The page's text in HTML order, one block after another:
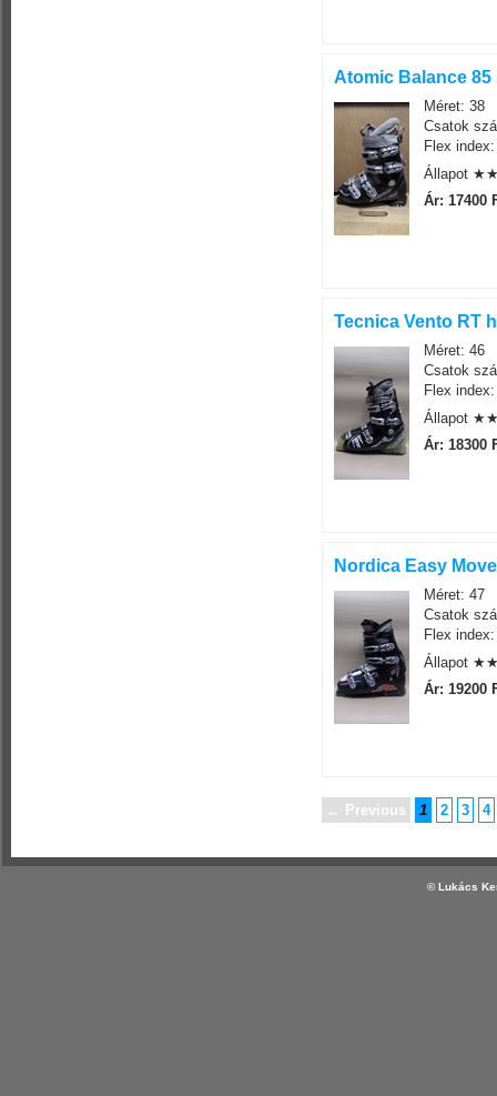
Atomic Balance
Méret: 38
Csatok
Flex
Állapot
Ár: 17400
Tecnica Vento RT
Méret: 46
Csatok
Flex
Állapot
Ár: 18300
Nordica Easy
Méret: 47
Csatok
Flex
Állapot
Ár: 19200
← Previous 1 2 3 4
© Lukács